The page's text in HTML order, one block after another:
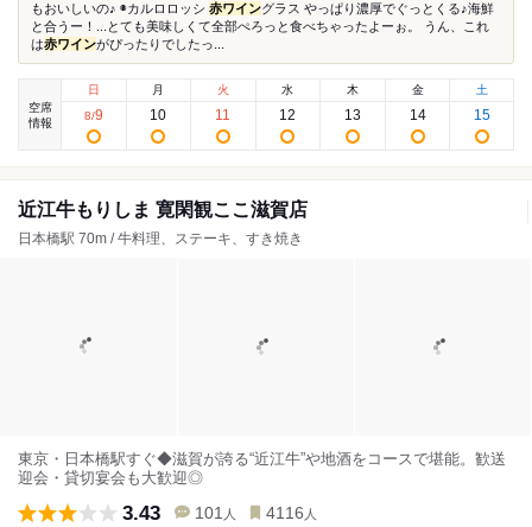
もおいしいの♪ ◉カルロロッシ 赤ワイングラス やっぱり濃厚でぐっとくる♪海鮮
と合うー！...とても美味しくて全部ぺろっと食べちゃったよーぉ。 うん、これ
は赤ワインがぴったりでしたっ...
空席
情報
日
8/9
月
10
火
11
水
12
木
13
金
14
土
15
近江牛もりしま 寛閑観ここ滋賀店
日本橋駅 70m / 牛料理、ステーキ、すき焼き
東京・日本橋駅すぐ◆滋賀が誇る“近江牛”や地酒をコースで堪能。歓送
迎会・貸切宴会も大歓迎◎
3.43 101 人 4116 人